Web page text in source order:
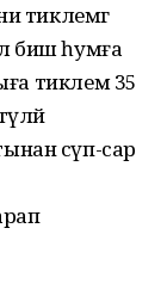
тиклемгә
биш һумға
тиклем 35
сүп-сар